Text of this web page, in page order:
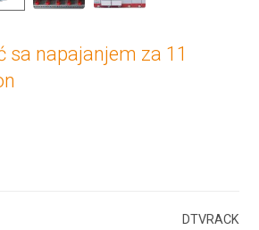
sa napajanjem za 11
DTVRACK